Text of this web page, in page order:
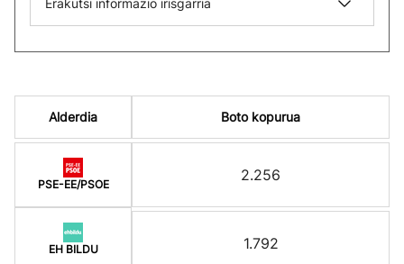
Alderdia
PSE-EE/PSOE
EH BILDU
Boto kopurua
2.256
1.792